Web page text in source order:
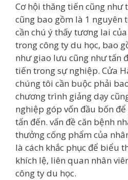
Cơ hội thăng tiến cũng như
cũng bao gồm là 1 nguyên
cần chú ý thấy tương lai
trong công ty du học, bao
như giao lưu cũng như tấn
tiến trong sự nghiệp. Cửa
chúng tôi cần buộc phải
chương trình giảng dạy
nghiệp góp vốn đầu bốn
tấn đến. vấn đề căn bệnh
thưởng cống phẩm của
là cách khắc phục để biểu
khích lệ, liên quan nhân
công ty du học.